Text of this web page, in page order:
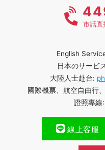
市話
English
日本のサービ
大陸人士赴台:
國際機票、航空自由行
證照專
線上客服